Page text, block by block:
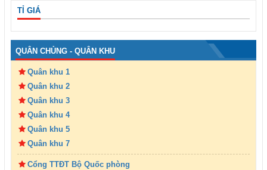
TỈ GIÁ
QUÂN CHỦNG - QUÂN KHU
Quân khu 1
Quân khu 2
Quân khu 3
Quân khu 4
Quân khu 5
Quân khu 7
Cổng TTĐT Bộ Quốc phòng